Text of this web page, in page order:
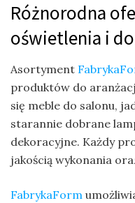
Różnorodna
oświetlenia i
Asortyment
produktów do
się meble do salonu,
starannie dobrane
dekoracyjne. Każdy
jakością wykonania
FabrykaForm